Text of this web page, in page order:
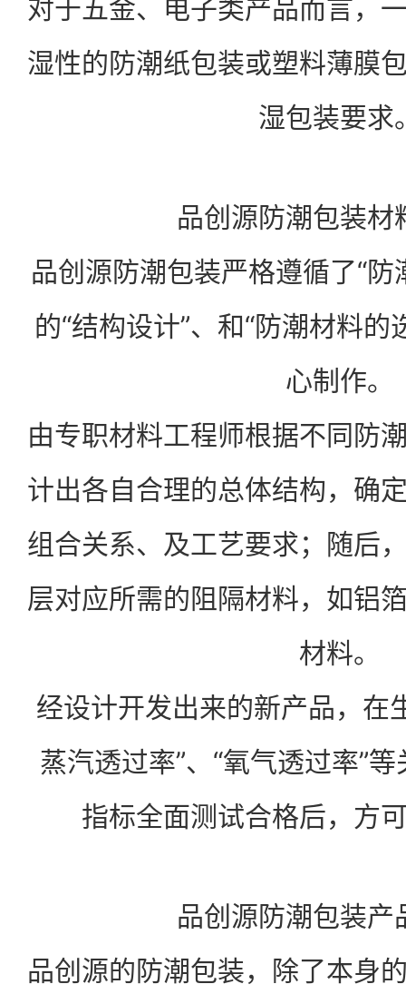
对于五金、电子类产品而言，
湿性的防潮纸包装或塑料薄膜
湿包装要求
品创源防潮包装材
品创源防潮包装严格遵循了“
的“结构设计”、和“防潮材料
心制作。
由专职材料工程师根据不同防
计出各自合理的总体结构，确
组合关系、及工艺要求；随后
层对应所需的阻隔材料，如铝
材料。
经设计开发出来的新产品，在
蒸汽透过率”、“氧气透过率”
指标全面测试合格后，方
品创源防潮包装产
品创源的防潮包装，除了本身